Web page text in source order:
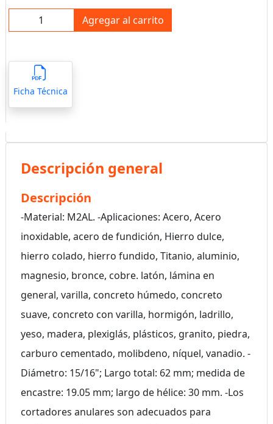
Agregar al carrito
Ficha Técnica
Descripción general
Descripción
-Material: M2AL. -Aplicaciones: Acero, Acero
inoxidable, acero de fundición, Hierro dulce,
hierro colado, hierro fundido, Titanio, aluminio,
magnesio, bronce, cobre. latón, lámina en
general, varilla, concreto húmedo, concreto
suave, concreto con varilla, hormigón, ladrillo,
yeso, madera, plexiglás, plásticos, granito, piedra,
carburo cementado, molibdeno, níquel, vanadio. -
Diámetro: 15/16"; Largo total: 62 mm; medida de
encastre: 19.05 mm; largo de hélice: 30 mm. -Los
cortadores anulares son adecuados para